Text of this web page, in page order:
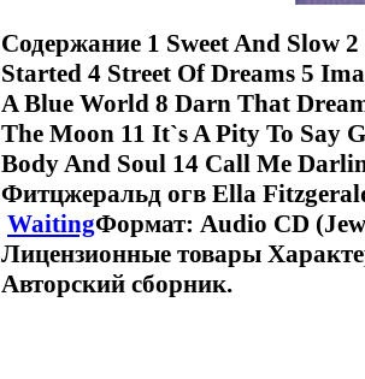
Содержание 1 Sweet And Slow
Started 4 Street Of Dreams 5
A Blue World 8 Darn That
The Moon 11 It`s A Pity To Say
Body And Soul 14 Call Me
Фитцжеральд огв Ella
WaitingФормат: Audio CD
Лицензионные товары
Авторский сборник.